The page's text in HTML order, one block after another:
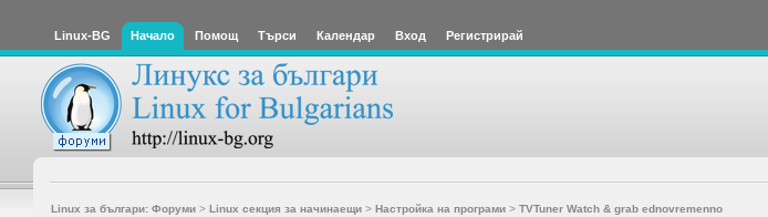
Linux-BG Начало Помощ Търси Календар Вход Регистрирай
Linux за българи: Форуми> Linux секция за начинаещи> Настройка на програми> TVTuner Watch & grab ednovremenno